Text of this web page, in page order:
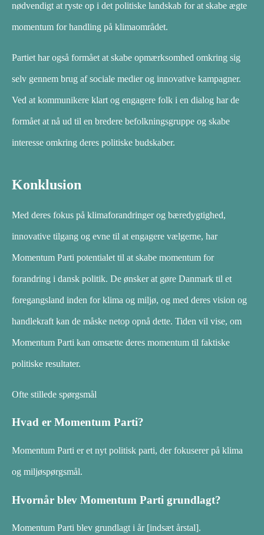
nødvendigt at ryste op i det politiske landskab for at skabe ægte
momentum for handling på klimaområdet.
Partiet har også formået at skabe opmærksomhed omkring sig
selv gennem brug af sociale medier og innovative kampagner.
Ved at kommunikere klart og engagere folk i en dialog har de
formået at nå ud til en bredere befolkningsgruppe og skabe
interesse omkring deres politiske budskaber.
Konklusion
Med deres fokus på klimaforandringer og bæredygtighed,
innovative tilgang og evne til at engagere vælgerne, har
Momentum Parti potentialet til at skabe momentum for
forandring i dansk politik. De ønsker at gøre Danmark til et
foregangsland inden for klima og miljø, og med deres vision og
handlekraft kan de måske netop opnå dette. Tiden vil vise, om
Momentum Parti kan omsætte deres momentum til faktiske
politiske resultater.
Ofte stillede spørgsmål
Hvad er Momentum Parti?
Momentum Parti er et nyt politisk parti, der fokuserer på klima
og miljøspørgsmål.
Hvornår blev Momentum Parti grundlagt?
Momentum Parti blev grundlagt i år [indsæt årstal].